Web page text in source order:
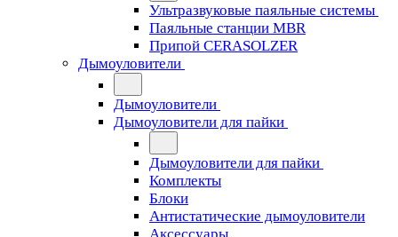
Ультразвуковые паяльные системы
Паяльные станции MBR
Припой CERASOLZER
Дымоуловители
Дымоуловители
Дымоуловители для пайки
Дымоуловители для пайки
Комплекты
Блоки
Антистатические дымоуловители
Аксессуары